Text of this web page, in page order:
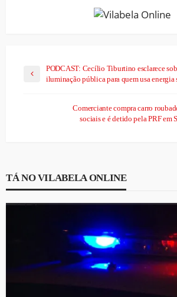
PODCAST: Cecílio Tiburtino esclarece
iluminação pública para quem usa energia
Comerciante compra carro
sociais e é detido pela PRF em
TÁ NO VILABELA ONLINE